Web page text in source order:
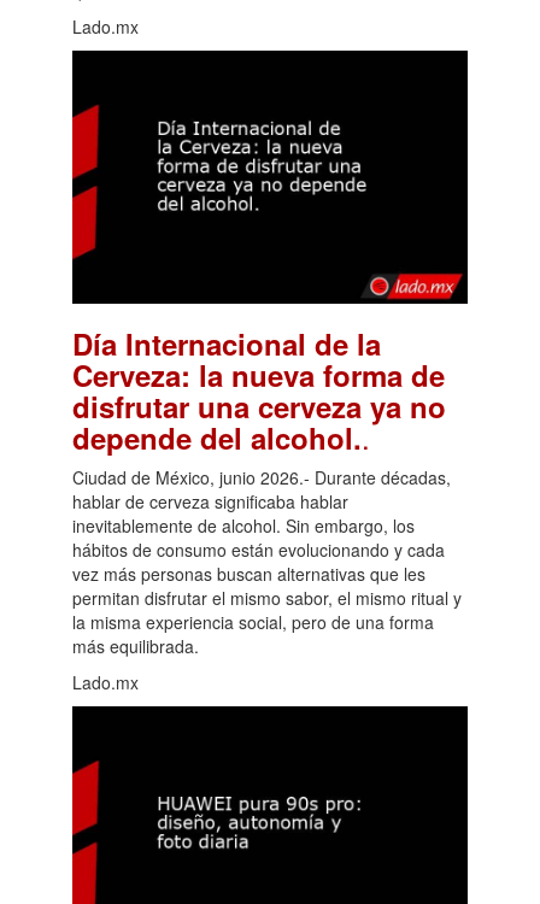
Lado.mx
Día Internacional de la
Cerveza: la nueva forma de
disfrutar una cerveza ya no
depende del alcohol..
Ciudad de México, junio 2026.- Durante décadas,
hablar de cerveza significaba hablar
inevitablemente de alcohol. Sin embargo, los
hábitos de consumo están evolucionando y cada
vez más personas buscan alternativas que les
permitan disfrutar el mismo sabor, el mismo ritual y
la misma experiencia social, pero de una forma
más equilibrada.
Lado.mx